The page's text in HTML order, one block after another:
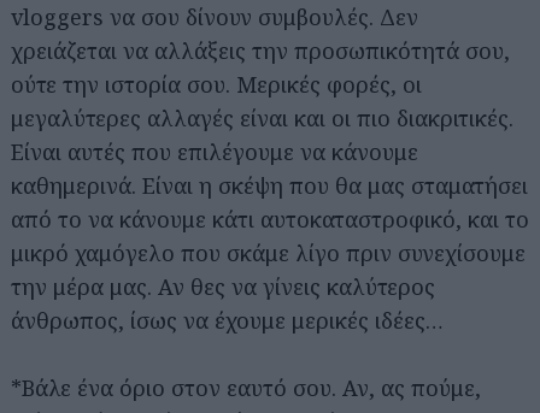
vloggers να σου δίνουν συμβουλές. Δεν
χρειάζεται να αλλάξεις την προσωπικότητά σου,
ούτε την ιστορία σου. Μερικές φορές, οι
μεγαλύτερες αλλαγές είναι και οι πιο διακριτικές.
Είναι αυτές που επιλέγουμε να κάνουμε
καθημερινά. Είναι η σκέψη που θα μας σταματήσει
από το να κάνουμε κάτι αυτοκαταστροφικό, και το
μικρό χαμόγελο που σκάμε λίγο πριν συνεχίσουμε
την μέρα μας. Αν θες να γίνεις καλύτερος
άνθρωπος, ίσως να έχουμε μερικές ιδέες…
*Βάλε ένα όριο στον εαυτό σου. Αν, ας πούμε,